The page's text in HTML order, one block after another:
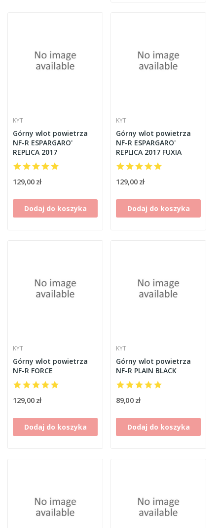
KYT
Górny wlot powietrza
NF-R ESPARGARO'
REPLICA 2017
129,00 zł
Dodaj do koszyka
KYT
Górny wlot powietrza
NF-R ESPARGARO'
REPLICA 2017 FUXIA
129,00 zł
Dodaj do koszyka
KYT
Górny wlot powietrza
NF-R FORCE
129,00 zł
Dodaj do koszyka
KYT
Górny wlot powietrza
NF-R PLAIN BLACK
89,00 zł
Dodaj do koszyka